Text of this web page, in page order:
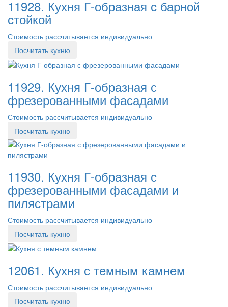
11928. Кухня Г-образная с барной
стойкой
Стоимость рассчитывается индивидуально
Посчитать кухню
11929. Кухня Г-образная с
фрезерованными фасадами
Стоимость рассчитывается индивидуально
Посчитать кухню
11930. Кухня Г-образная с
фрезерованными фасадами и
пилястрами
Стоимость рассчитывается индивидуально
Посчитать кухню
12061. Кухня с темным камнем
Стоимость рассчитывается индивидуально
Посчитать кухню